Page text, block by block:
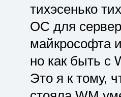
тихэсенько
ОС для
майкрософта
но как быть с
Это я к тому,